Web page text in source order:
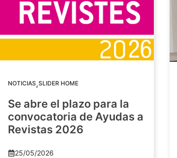
NOTICIAS,SLIDER HOME
Se abre el plazo para la
convocatoria de Ayudas a
Revistas 2026
25/05/2026